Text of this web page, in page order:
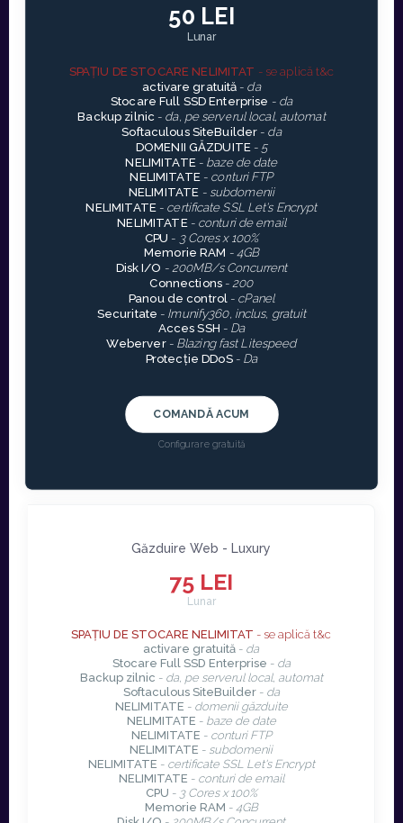
50 LEI
Lunar
SPAȚIU DE STOCARE NELIMITAT - se aplică t&c
activare gratuită - da
Stocare Full SSD Enterprise - da
Backup zilnic - da, pe serverul local, automat
Softaculous SiteBuilder - da
DOMENII GĂZDUITE - 5
NELIMITATE - baze de date
NELIMITATE- conturi FTP
NELIMITATE - subdomenii
NELIMITATE - certificate SSL Let's Encrypt
NELIMITATE - conturi de email
CPU - 3 Cores x 100%
Memorie RAM -4GB
Disk I/O -200MB/s Concurrent
Connections- 200
Panou de control - cPanel
Securitate - Imunify360, inclus, gratuit
Acces SSH - Da
Weberver- Blazing fast Litespeed
Protecție DDoS- Da
COMANDĂ ACUM
Configurare gratuită
Găzduire Web - Luxury
75 LEI
Lunar
SPAȚIU DE STOCARE NELIMITAT - se aplică t&c
activare gratuită - da
Stocare Full SSD Enterprise - da
Backup zilnic - da, pe serverul local, automat
Softaculous SiteBuilder- da
NELIMITATE - domenii găzduite
NELIMITATE - baze de date
NELIMITATE - conturi FTP
NELIMITATE - subdomenii
NELIMITATE - certificate SSL Let's Encrypt
NELIMITATE - conturi de email
CPU - 3 Cores x 100%
Memorie RAM - 4GB